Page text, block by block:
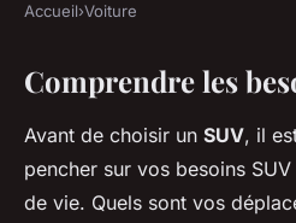
Accueil›Voiture
Comprendre les
Avant de choisir un SUV, il
pencher sur vos besoins
de vie. Quels sont vos